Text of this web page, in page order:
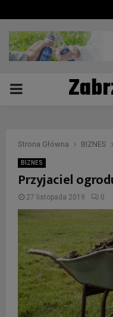
PRIMARY
Strona Główna BIZNES
BIZNES
Przyjaciel
27 listopada 2019 0